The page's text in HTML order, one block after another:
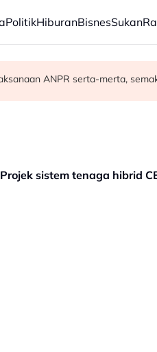
PolitikHiburanBisnesSukan
Dhabi terkena serangan peluru
MSi Racing Team musim depan
ANPR serta-merta,
sistem tenaga hibrid